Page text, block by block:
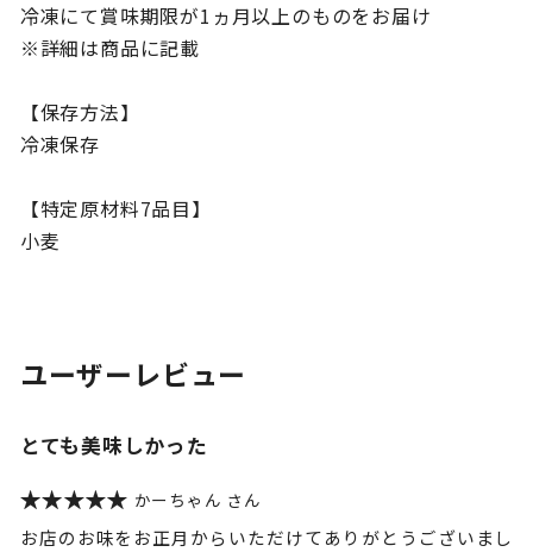
冷凍にて賞味期限が1ヵ月以上のものをお届け
※詳細は商品に記載
【保存方法】
冷凍保存
【特定原材料7品目】
小麦
ユーザーレビュー
とても美味しかった
かーちゃん
お店のお味をお正月からいただけてありがとうございまし